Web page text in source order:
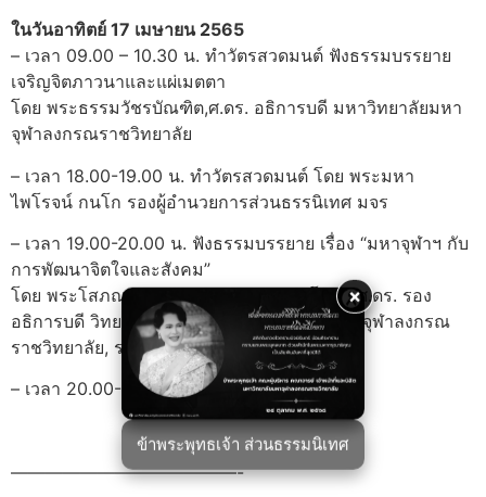
×
ข้าพระพุทธเจ้า ส่วนธรรมนิเทศ
ในวันอาทิตย์ 17 เมษายน 2565
– เวลา 09.00 – 10.30 น. ทำวัตรสวดมนต์ ฟังธรรมบรรยาย
เจริญจิตภาวนาและแผ่เมตตา
โดย พระธรรมวัชรบัณฑิต,ศ.ดร. อธิการบดี มหาวิทยาลัยมหา
จุฬาลงกรณราชวิทยาลัย
– เวลา 18.00-19.00 น. ทำวัตรสวดมนต์ โดย พระมหา
ไพโรจน์ กนโก รองผู้อำนวยการส่วนธรรนิเทศ มจร
– เวลา 19.00-20.00 น. ฟังธรรมบรรยาย เรื่อง “มหาจุฬาฯ กับ
การพัฒนาจิตใจและสังคม”
โดย พระโสภณพัฒนบัณฑิต (สุกันยา อรุโณ) รศ.ดร. รอง
อธิการบดี วิทยาเขตขอนแก่น มหาวิทยาลัยมหาจุฬาลงกรณ
ราชวิทยาลัย, รองเจ้าคณะจังหวัดขอนแก่น
– เวลา 20.00-21.00 น. ปฏิบัติธรรม
—————————————-